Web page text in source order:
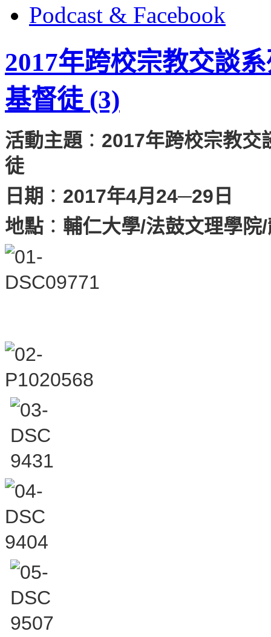
Podcast & Facebook
2017年跨校宗教交談
基督徒 (3)
活動主題： 2017年跨校宗教交
徒
日期 ： 2017年4月24─29日
地點 ： 輔仁大學/法鼓文理學院